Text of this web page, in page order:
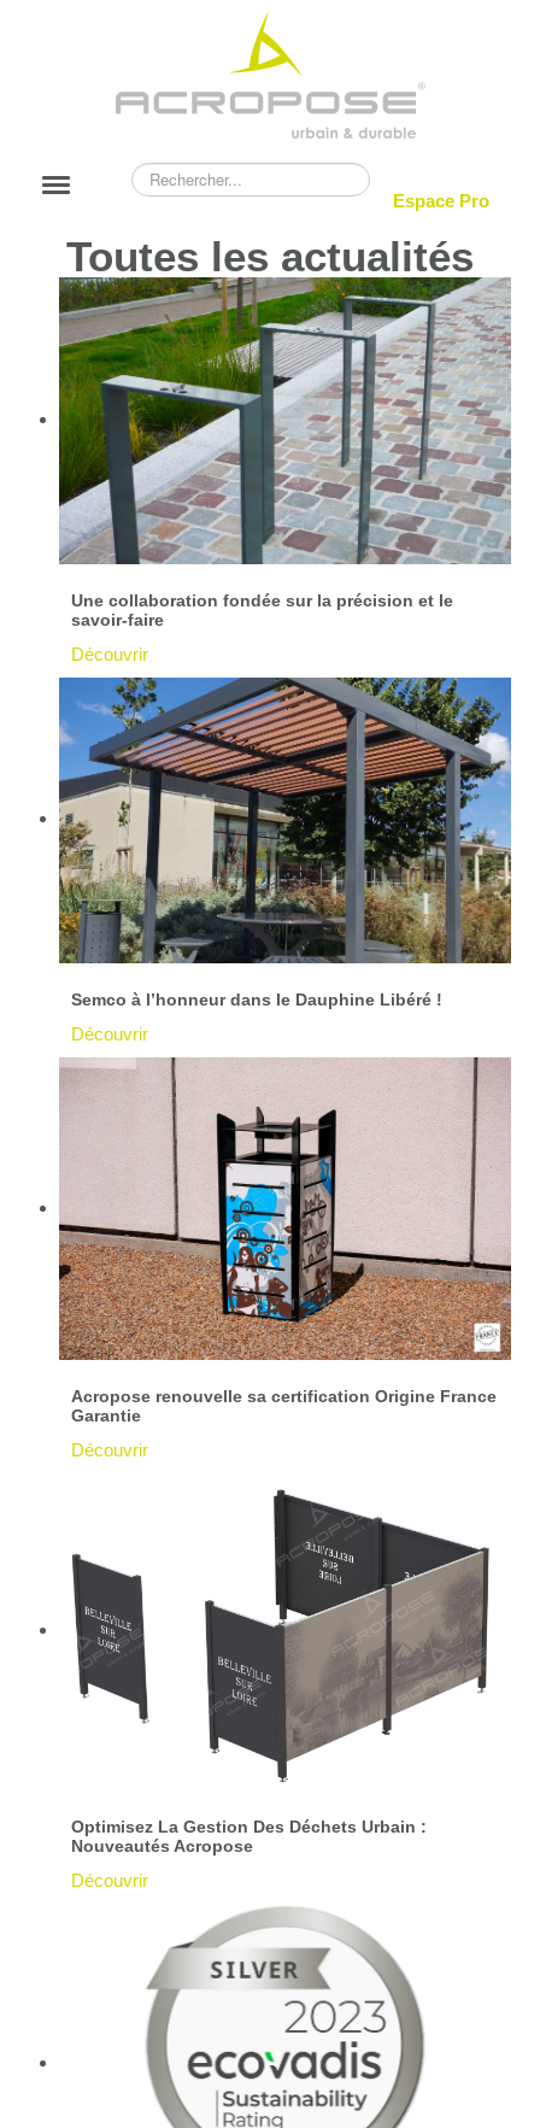
Rechercher
Espace Pro
Basculer
NOUVEAUTÉS
ACROPOSE
CATALOGUE
RÉALISATIONS
BLOG
CONTACT
Toutes les actualités
Une collaboration fondée sur la précision et le
savoir-faire
Découvrir
Semco à l’honneur dans le Dauphine Libéré !
Découvrir
Acropose renouvelle sa certification Origine France
Garantie
Découvrir
Optimisez La Gestion Des Déchets Urbain :
Nouveautés Acropose
Découvrir